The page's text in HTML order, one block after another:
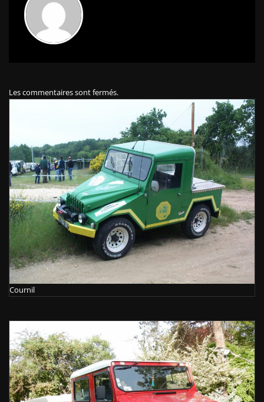
Les commentaires sont fermés.
Cournil